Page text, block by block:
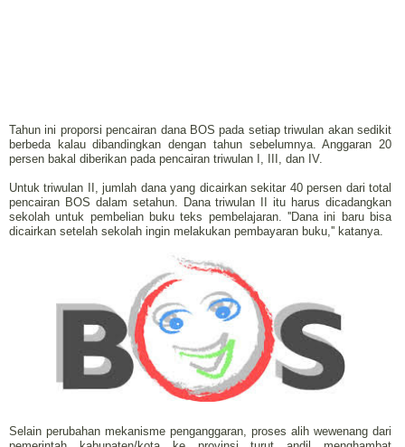
Tahun ini proporsi pencairan dana BOS pada setiap triwulan akan sedikit
berbeda kalau dibandingkan dengan tahun sebelumnya. Anggaran 20
persen bakal diberikan pada pencairan triwulan I, III, dan IV.
Untuk triwulan II, jumlah dana yang dicairkan sekitar 40 persen dari total
pencairan BOS dalam setahun. Dana triwulan II itu harus dicadangkan
sekolah untuk pembelian buku teks pembelajaran. ''Dana ini baru bisa
dicairkan setelah sekolah ingin melakukan pembayaran buku,'' katanya.
Selain perubahan mekanisme penganggaran, proses alih wewenang dari